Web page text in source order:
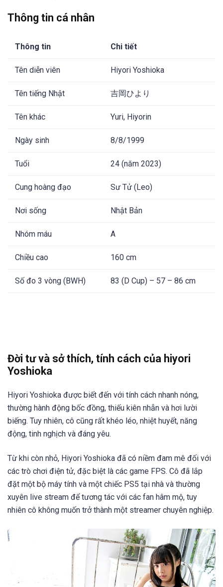
Thông tin cá nhân
Thông tin Chi tiết
Tên diễn viên Hiyori Yoshioka
Tên tiếng Nhật 吉岡ひより
Tên khác Yuri, Hiyorin
Ngày sinh 8/8/1999
Tuổi 24 (năm 2023)
Cung hoàng đạo Sư Tử (Leo)
Nơi sống Nhật Bản
Nhóm máu A
Chiều cao 160 cm
Số đo 3 vòng (BWH) 83 (D Cup) – 57 – 86 cm
Đời tư và sở thích, tính cách của hiyori
Yoshioka
Hiyori Yoshioka được biết đến với tính cách nhanh nóng,
thường hành động bốc đồng, thiếu kiên nhẫn và hơi lười
biếng. Tuy nhiên, cô cũng rất khéo léo, nhiệt huyết, năng
động, tinh nghịch và đáng yêu.
Từ khi còn nhỏ, Hiyori Yoshioka đã có niềm đam mê đối với
các trò chơi điện tử, đặc biệt là các game FPS. Cô đã lắp
đặt một bộ máy tính và một chiếc PS5 tại nhà và thường
xuyên live stream để tương tác với các fan hâm mộ, tuy
nhiên cô không muốn trở thành một streamer chuyên nghiệp.